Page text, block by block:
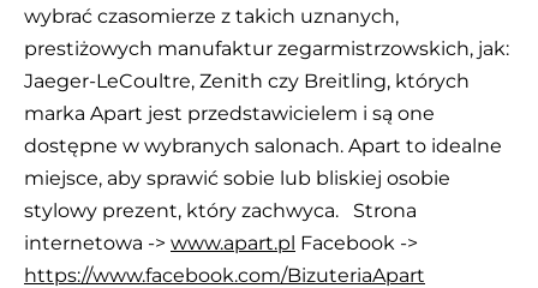
wybrać czasomierze z takich uznanych,
prestiżowych manufaktur zegarmistrzowskich, jak:
Jaeger-LeCoultre, Zenith czy Breitling, których
marka Apart jest przedstawicielem i są one
dostępne w wybranych salonach. Apart to idealne
miejsce, aby sprawić sobie lub bliskiej osobie
stylowy prezent, który zachwyca. Strona
internetowa -> www.apart.pl Facebook ->
https://www.facebook.com/BizuteriaApart